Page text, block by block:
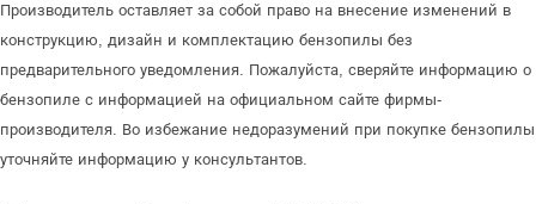
Производитель оставляет за собой право на внесение изменений в
конструкцию, дизайн и комплектацию бензопилы без
предварительного уведомления. Пожалуйста, сверяйте информацию о
бензопиле с информацией на официальном сайте фирмы-
производителя. Во избежание недоразумений при покупке бензопилы
уточняйте информацию у консультантов.